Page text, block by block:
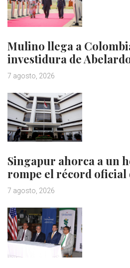
Mulino llega a
investidura de
7 agosto, 2026
Singapur ahorca a un
rompe el récord oficial
7 agosto, 2026